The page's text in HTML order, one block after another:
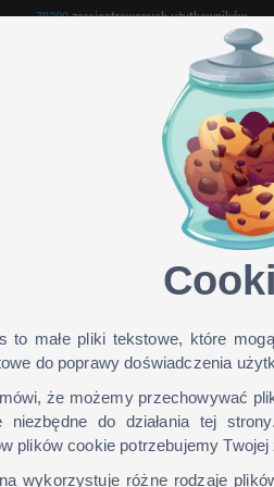
to małe pliki tekstowe, które
do poprawy doświadczenia
że możemy przechowywać
niezbędne do działania tej
plików cookie potrzebujemy Twojej
wykorzystuje różne rodzaje
78300zarejestrowanych użytkowników
dla wersji: